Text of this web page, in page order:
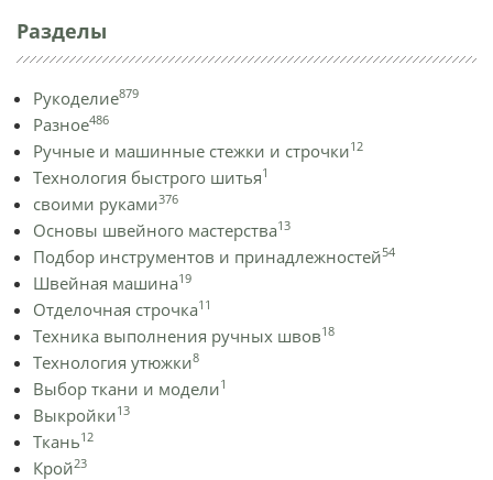
Разделы
Рукоделие879
Разное486
Ручные и машинные стежки и строчки12
Технология быстрого шитья1
своими руками376
Основы швейного мастерства13
Подбор инструментов и принадлежностей54
Швейная машина19
Отделочная строчка11
Техника выполнения ручных швов18
Технология утюжки8
Выбор ткани и модели1
Выкройки13
Ткань12
Крой23